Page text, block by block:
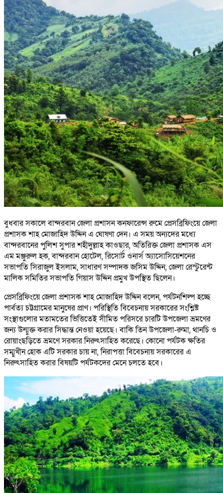
বুধবার সকালে বান্দরবান জেলা প্রশাসন কনফারেন্স রুমে প্রেসব্রিফিংয়ে জেলা
প্রশাসক শাহ মোজাহিদ উদ্দিন এ ঘোষণা দেন। এ সময় অন্যদের মধ্যে
বান্দরবানের পুলিশ সুপার শহীদুল্লাহ কাওছার, অতিরিক্ত জেলা প্রশাসক এস
এম মঞ্জুরুল হক, বান্দরবান হোটেল, রিসোর্ট ওনার্স অ্যাসোসিয়েশনের
সভাপতি সিরাজুল ইসলাম, সাধারণ সম্পাদক জসিম উদ্দিন, জেলা রেস্টুরেন্ট
মালিক সমিতির সভাপতি গিয়াস উদ্দিন প্রমুখ উপস্থিত ছিলেন।
প্রেসব্রিফিংয়ে জেলা প্রশাসক শাহ মোজাহিদ উদ্দিন বলেন, পর্যটনশিল্প হচ্ছে
পার্বত্য চট্টগ্রামের মানুষের প্রাণ। পরিস্থিতি বিবেচনায় সরকারের সংশ্লিষ্ট
সংস্থাগুলোর মতামতের ভিত্তিতেই সীমিত পরিসরে চারটি উপজেলা ভ্রমণের
জন্য উন্মুক্ত করার সিদ্ধান্ত নেওয়া হয়েছে। বাকি তিন উপজেলা-রুমা, থানচি ও
রোয়াংছড়িতে ভ্রমণে সরকার নিরুৎসাহিত করেছে। কোনো পর্যটক ক্ষতির
সম্মুখীন হোক এটি সরকার চায় না, নিরাপত্তা বিবেচনায় সরকারের এ
নিরুৎসাহিত করার বিষয়টি পর্যটকদের মেনে চলতে হবে।